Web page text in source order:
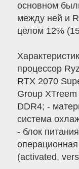
основном
между ней и
целом 12%
процессор
RTX 2070
Group
DDR4; -
система
- блок
(activated,